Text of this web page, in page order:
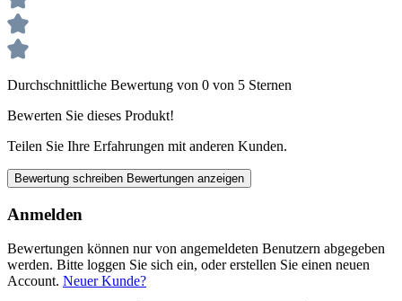
Durchschnittliche Bewertung von 0 von 5 Sternen
Bewerten Sie dieses Produkt!
Teilen Sie Ihre Erfahrungen mit anderen Kunden.
Bewertung schreiben Bewertungen anzeigen
Anmelden
Bewertungen können nur von angemeldeten Benutzern abgegeben
werden. Bitte loggen Sie sich ein, oder erstellen Sie einen neuen
Account. Neuer Kunde?